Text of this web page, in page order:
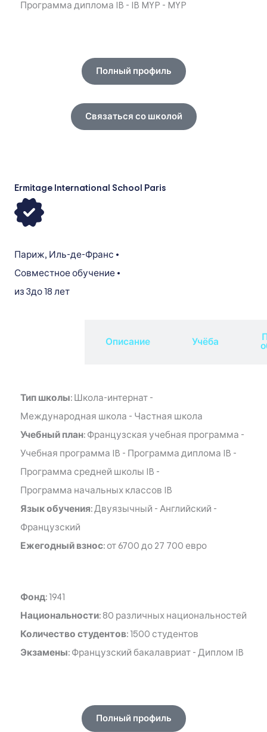
Программа диплома IB - IB MYP - MYP
Полный профиль
Связаться со школой
Ermitage International School Paris
Париж, Иль-де-Франс •
Совместное обучение •
из 3до 18 лет
Описание Учёба
Тип школы: Школа-интернат -
Международная школа - Частная школа
Учебный план: Французская учебная программа -
Учебная программа IB - Программа диплома IB -
Программа средней школы IB -
Программа начальных классов IB
Язык обучения: Двуязычный - Английский -
Французский
Ежегодный взнос: от 6700 до 27 700 евро
Фонд: 1941
Национальности: 80 различных национальностей
Количество студентов: 1500 студентов
Экзамены: Французский бакалавриат - Диплом IB
Полный профиль